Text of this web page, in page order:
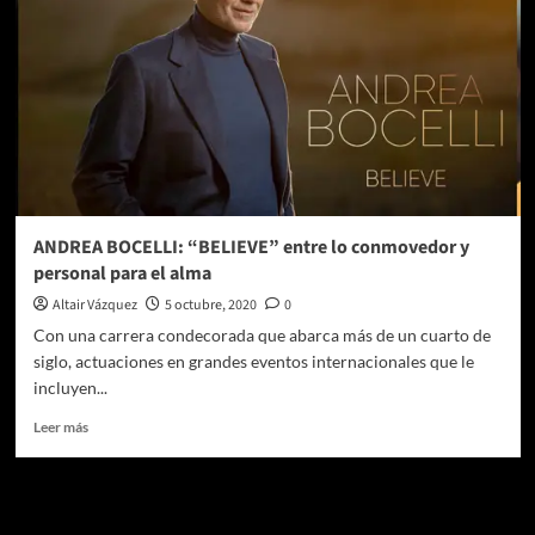
ANDREA BOCELLI: “BELIEVE” entre lo conmovedor y
personal para el alma
Altair Vázquez 5 octubre, 2020
0
Con una carrera condecorada que abarca más de un cuarto de
siglo, actuaciones en grandes eventos internacionales que le
incluyen...
Leer másLeer